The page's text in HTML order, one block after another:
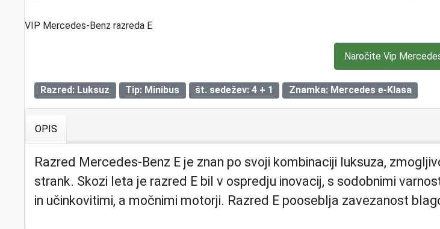
VIP Mercedes-Benz razreda E
Naročite Vip
Razred: Luksuz Tip: Minibus št. sedežev: 4 + 1 Znamka: Mercedes e-Klasa
OPIS
Razred Mercedes-Benz E je znan po svoji kombinaciji luksuza,
strank. Skozi leta je razred E bil v ospredju inovacij, s sodobnimi
in učinkovitimi, a močnimi motorji. Razred E pooseblja zavezanost